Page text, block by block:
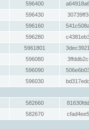
596400
596430
596160
596280
5961801
596080
596090
596030
582660
582670